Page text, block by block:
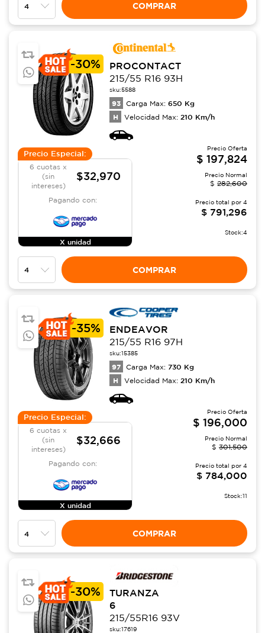
COMPRAR
-30%
PROCONTACT
215/55 R16 93H
sku:5588
93 Carga Max: 650 Kg
H Velocidad Max: 210 Km/h
Precio Especial:
6 cuotas x
(sin
intereses)
$32,970
Pagando con:
X unidad
Precio Oferta
$ 197,824
Precio Normal
$ 282,600
Precio total por 4
$ 791,296
Stock:4
COMPRAR
-35%
ENDEAVOR
215/55 R16 97H
sku:15385
97 Carga Max: 730 Kg
H Velocidad Max: 210 Km/h
Precio Especial:
6 cuotas x
(sin
intereses)
$32,666
Pagando con:
X unidad
Precio Oferta
$ 196,000
Precio Normal
$ 301,500
Precio total por 4
$ 784,000
Stock:11
COMPRAR
-30%
TURANZA
6
215/55R16 93V
sku:17619